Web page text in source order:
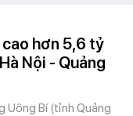
hơn 5,6 tỷ
Nội - Quảng
Uông Bí (tỉnh Quảng